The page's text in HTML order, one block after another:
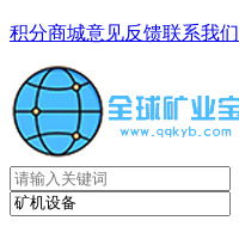
积分商城意见反馈联系我们